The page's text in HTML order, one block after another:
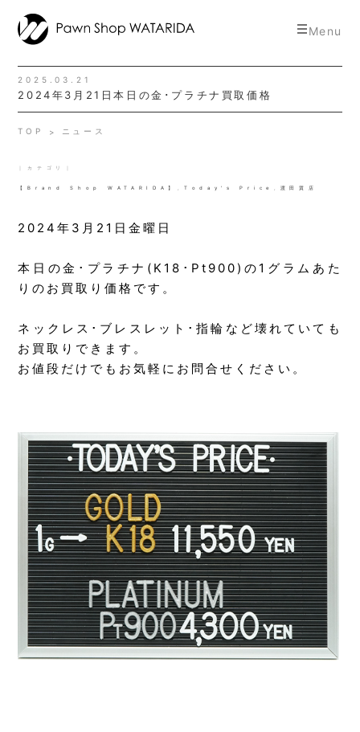
toggle
Menu
2025.03.21
2024年3月21日本日の金･プラチナ買取価格
TOP ニュース
｜カテゴリ｜
【Brand Shop WATARIDA】 Today's Price 渡田質店
2024年3月21日金曜日
本日の金･プラチナ(K18･Pt900)の1グラムあた
りのお買取り価格です。
ネックレス･ブレスレット･指輪など壊れていても
お買取りできます。
お値段だけでもお気軽にお問合せください。